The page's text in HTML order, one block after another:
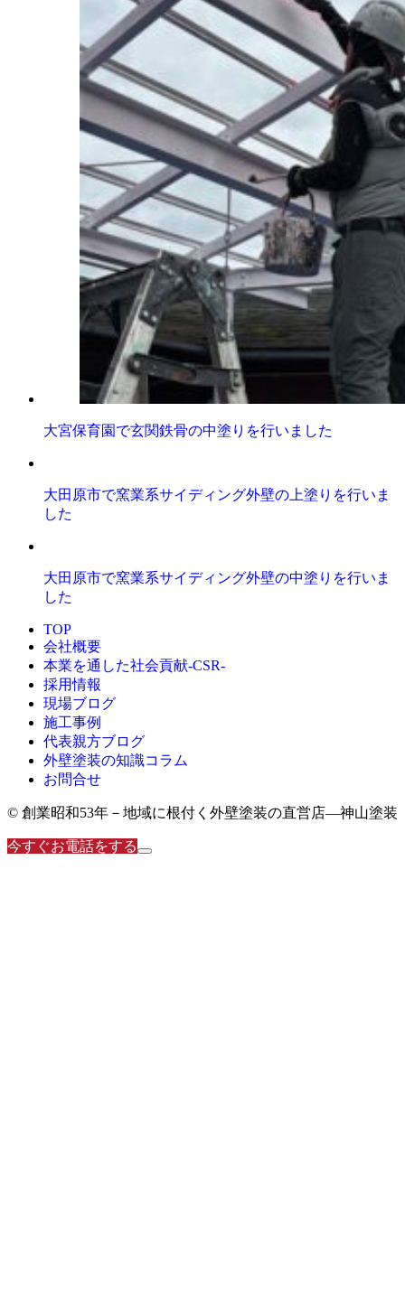
大宮保育園で玄関鉄骨の中塗りを行いました
大田原市で窯業系サイディング外壁の上塗りを行いま
した
大田原市で窯業系サイディング外壁の中塗りを行いま
した
TOP
会社概要
本業を通した社会貢献-CSR-
採用情報
現場ブログ
施工事例
代表親方ブログ
外壁塗装の知識コラム
お問合せ
© 創業昭和53年－地域に根付く外壁塗装の直営店―神山塗装
今すぐお電話をする